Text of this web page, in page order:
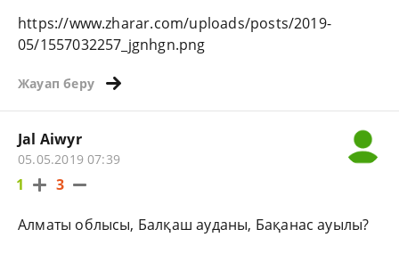
https://www.zharar.com/uploads/posts/2019-
05/1557032257_jgnhgn.png
Жауап беру
Jal Aiwyr
05.05.2019 07:39
1 3
Алматы облысы, Балқаш ауданы, Бақанас ауылы?